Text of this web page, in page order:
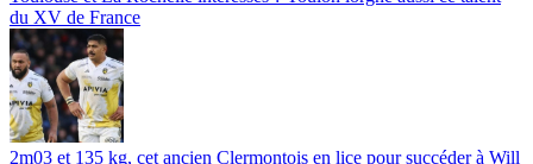
du XV de France
2m03 et 135 kg, cet ancien Clermontois en lice pour succéder à Will